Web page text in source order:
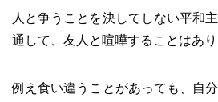
人と争うことを決してしない平和
通して、友人と喧嘩することはあり
例え食い違うことがあっても、自